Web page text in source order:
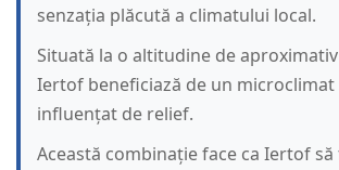
senzația plăcută a climatului local.
Situată la o altitudine de
Iertof beneficiază de un microclimat
influențat de relief.
Această combinație face ca Iertof să